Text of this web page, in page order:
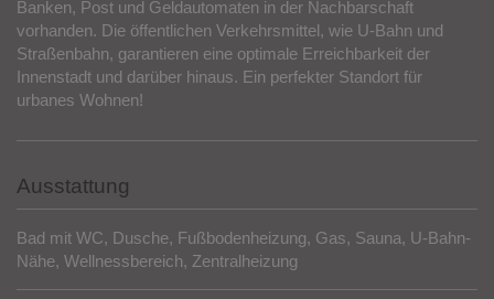
Bäckereien sorgen für den täglichen Bedarf. Zudem sind
Banken, Post und Geldautomaten in der Nachbarschaft
vorhanden. Die öffentlichen Verkehrsmittel, wie U-Bahn und
Straßenbahn, garantieren eine optimale Erreichbarkeit der
Innenstadt und darüber hinaus. Ein perfekter Standort für
Ausstattung
Bad mit WC Dusche Fußbodenheizung
Nähe Wellnessbereich Zentralheizung